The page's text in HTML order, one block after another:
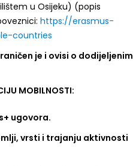
u Osijeku) (popis
https://erasmus-
countries
je i ovisi o dodijeljenim
MOBILNOSTI:
ugovora.
vrsti i trajanju aktivnosti